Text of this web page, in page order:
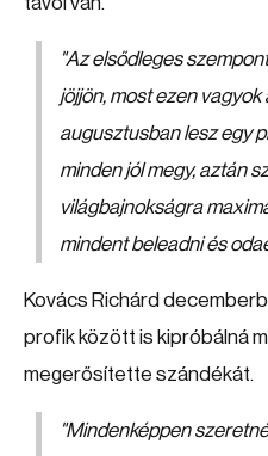
"Az elsődleges
jöjjön, most ezen
augusztusban lesz egy
minden jól megy, aztán
világbajnokságra
mindent beleadni és
Kovács Richárd
profik között is kipróbálná
megerősítette szándékát.
"Mindenképpen